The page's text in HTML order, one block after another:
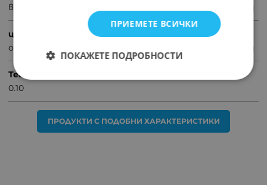
външен
цвят
оранжев
Тегло (кг.)
0.10
ПРОДУКТИ С ПОДОБНИ ХАРАКТЕРИСТИКИ
ПРИЕМЕТЕ ВСИЧКИ
ПОКАЖЕТЕ ПОДРОБНОСТИ